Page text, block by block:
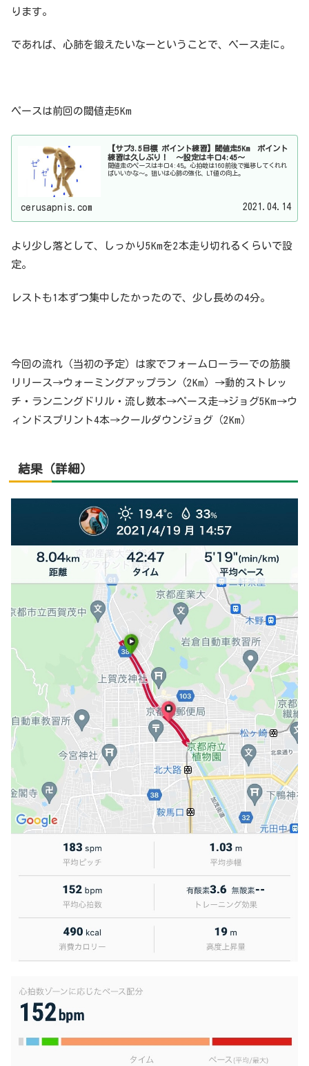
ります。
であれば、心肺を鍛えたいなーということで、ペース走に。
ペースは前回の閾値走5Km
【サブ3.5目標 ポイント練習】閾値走5Km ポイント
練習は久しぶり！ 〜設定はキロ4:45〜
閾値走のペースはキロ4:45。心拍数は160前後で推移してくれれ
ばいいかな〜。狙いは心肺の強化、LT値の向上。
cerusapnis.com 2021.04.14
より少し落として、しっかり5Kmを2本走り切れるくらいで設
定。
レストも1本ずつ集中したかったので、少し長めの4分。
今回の流れ（当初の予定）は家でフォームローラーでの筋膜
リリース→ウォーミングアップラン（2Km）→動的ストレッ
チ・ランニングドリル・流し数本→ペース走→ジョグ5Km→ウ
ィンドスプリント4本→クールダウンジョグ（2Km）
結果 （詳細）